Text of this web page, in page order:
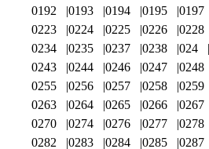
0192
0193 0194 0195 0197
0223
0224 0225 0226 0228
0234
0235 0237 0238 024
0243
0244 0246 0247 0248
0255
0256 0257 0258 0259
0263
0264 0265 0266 0267
0270
0274 0276 0277 0278
0282
0283 0284 0285 0287